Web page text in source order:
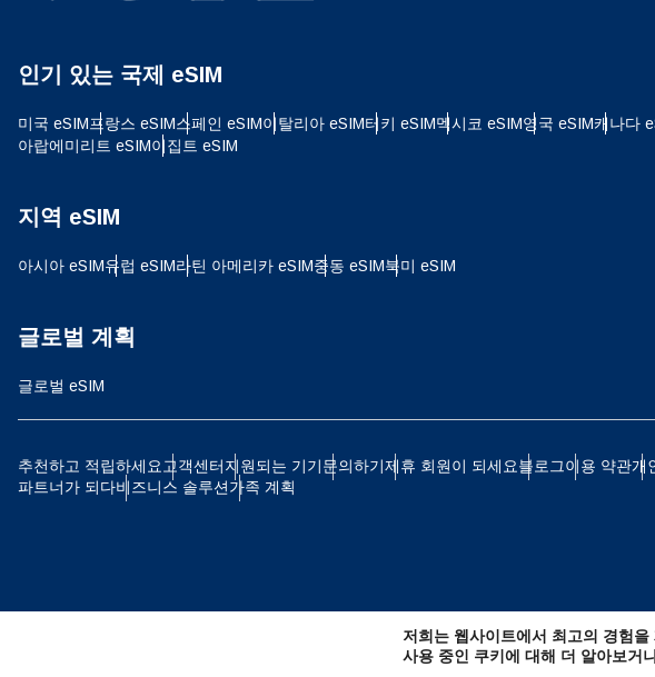
인기 있는 국제 eSIM
미국 eSIM프랑스 eSIM스페인 eSIM이탈리아 eSIM터키 eSIM멕시코 eSIM영국 eSIM캐나다
아랍에미리트 eSIM이집트 eSIM
지역 eSIM
아시아 eSIM유럽 ​​eSIM라틴 아메리카 eSIM중동 eSIM북미 eSIM
글로벌 계획
글로벌 eSIM
추천하고 적립하세요고객센터지원되는 기기문의하기제휴 회원이 되세요블로그이용 약관개
파트너가 되다비즈니스 솔루션가족 계획
English
Polski
简体中文
CHF - 스위스 프랑
저희는 웹사이트에서 최고의 경험
사용 중인 쿠키에 대해 더 알아보거